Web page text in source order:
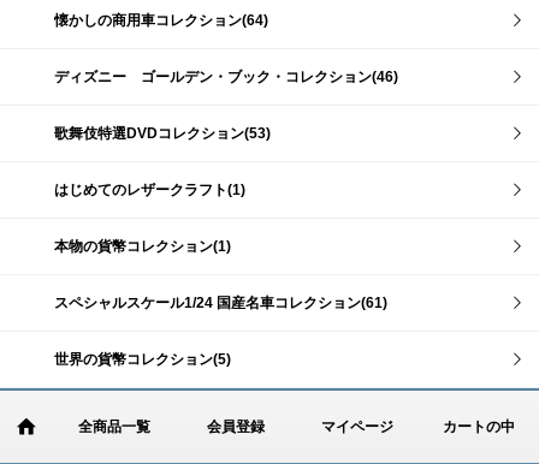
懐かしの商用車コレクション(64)
ディズニー ゴールデン・ブック・コレクション(46)
歌舞伎特選DVDコレクション(53)
はじめてのレザークラフト(1)
本物の貨幣コレクション(1)
スペシャルスケール1/24 国産名車コレクション(61)
世界の貨幣コレクション(5)
全商品一覧 会員登録 マイページ カートの中